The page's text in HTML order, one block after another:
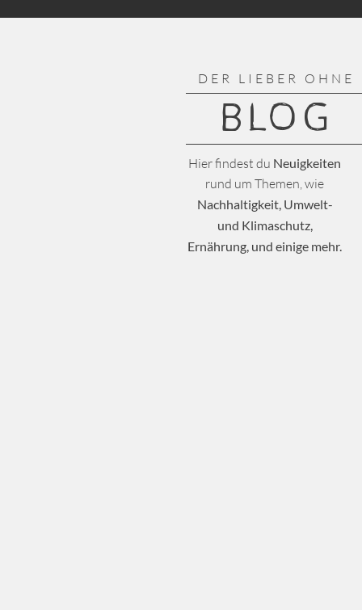
DER LIEBER OHNE
BLOG
Hier findest du Neuigkeiten
rund um Themen, wie
Nachhaltigkeit, Umwelt-
und Klimaschutz,
Ernährung, und einige mehr.